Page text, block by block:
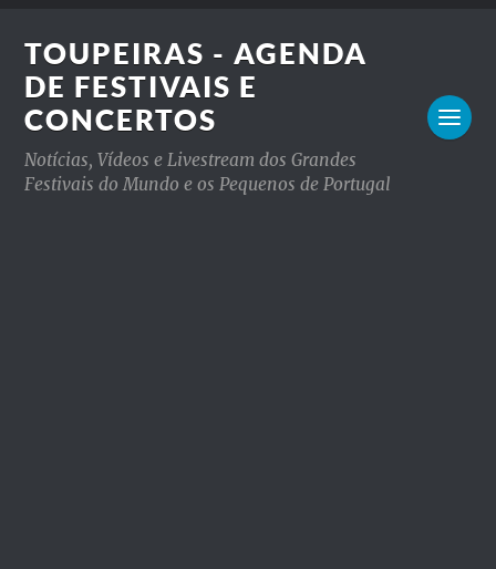
TOUPEIRAS - AGENDA
DE FESTIVAIS E
CONCERTOS
Notícias, Vídeos e Livestream dos Grandes
Festivais do Mundo e os Pequenos de Portugal